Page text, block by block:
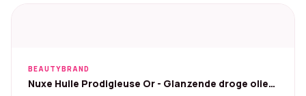
BEAUTYBRAND
Nuxe Huile Prodigieuse Or - Glanzende droge olie